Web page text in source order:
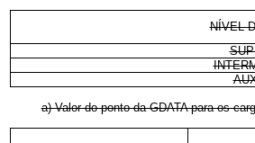
NÍVEL
a) Valor do ponto da GDATA para os